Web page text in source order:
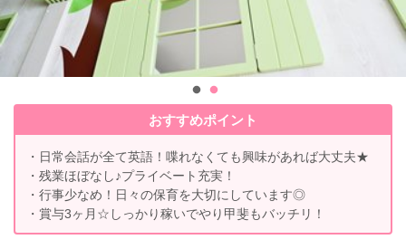
おすすめポイント
・日常会話が全て英語！喋れなくても興味があれば大丈夫★
・残業ほぼなし♪プライベート充実！
・行事少なめ！日々の保育を大切にしています◎
・賞与3ヶ月☆しっかり稼いでやり甲斐もバッチリ！